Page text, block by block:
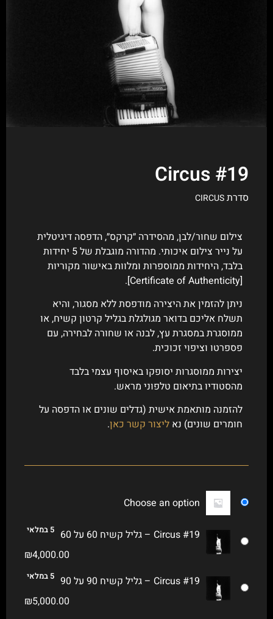
Circus #19
סדרתCIRCUS
צילום שחור/לבן, מהסידרה ״קרקס״, הדפסה דיגיטלית
על נייר צילום איכותי. מהדורה מוגבלת של 5 יחידות
בלבד, היחידות ממוספרות ומלוות באישור מקוריות
[Certificate of Authenticity].
ניתן להזמין את היצירה מודפסת ללא מסגור, והיא
תשלח אליכם בדואר מגולגלת בגליל קרטון קשיח, או
ממוסגרת במסגרת עץ, לבנה או שחורה לבחירה, עם
פספרטו וציפוי זכוכית.
יצירות ממוסגרות יסופקו באיסוף עצמי בלבד
מהסטודיו בתיאום טלפוני מראש.
להזמנה מותאמת אישית (גדלים שונים או הדפסה על
חומרים שונים) נא ליצור קשר כאן.
Choose an option
Circus #19 – גליל קשיח 60 על 60
₪4,000.00
5 במלאי
Circus #19 – גליל קשיח 90 על 90
₪5,000.00
5 במלאי